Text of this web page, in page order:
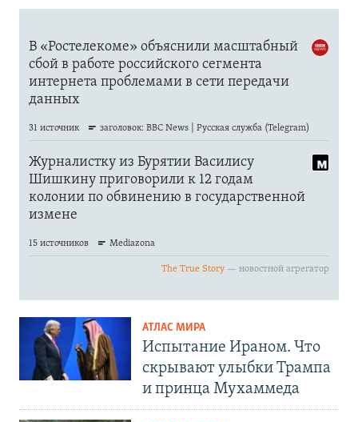
АТЛАС МИРА
Испытание Ираном. Что
скрывают улыбки Трампа
и принца Мухаммеда